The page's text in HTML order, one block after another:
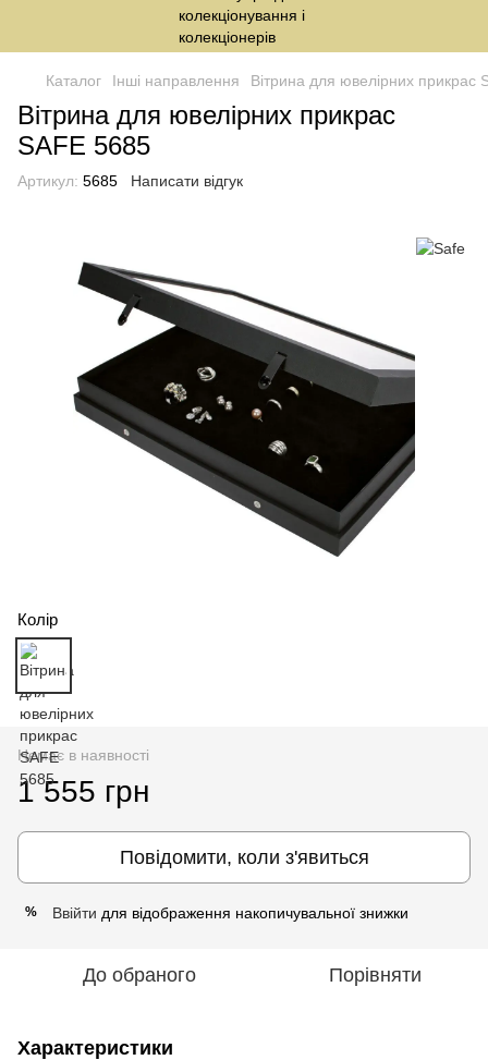
Каталог Інші направлення Вітрина для ювелірних прикрас
Вітрина для ювелірних прикрас
SAFE 5685
Артикул: 5685 Написати відгук
Колір
Немає в наявності
1 555 грн
Повідомити, коли з'явиться
% Ввійти для відображення накопичувальної знижки
До обраного Порівняти
Характеристики